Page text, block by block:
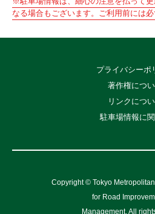
なる場合もございます。ご利用前には必
プライバシーポ
著作権につ
リンクにつ
駐車場情報に
Copyright © Tokyo Metropolitan
for Road
Management, All